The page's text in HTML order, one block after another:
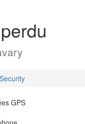
Security
GPS